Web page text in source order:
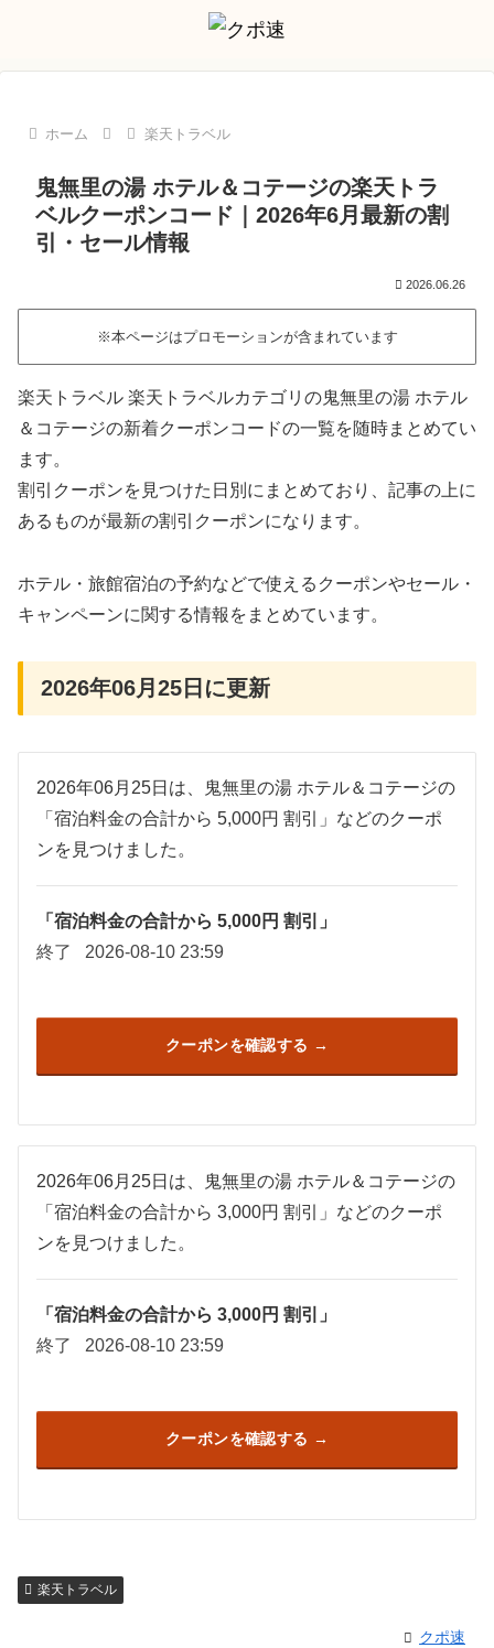
ホーム 楽天トラベル
鬼無里の湯 ホテル＆コテージの楽天トラ
ベルクーポンコード｜2026年6月最新の割
引・セール情報
2026.06.26
※本ページはプロモーションが含まれています
楽天トラベル 楽天トラベルカテゴリの鬼無里の湯 ホテル
＆コテージの新着クーポンコードの一覧を随時まとめてい
ます。
割引クーポンを見つけた日別にまとめており、記事の上に
あるものが最新の割引クーポンになります。
ホテル・旅館宿泊の予約などで使えるクーポンやセール・
キャンペーンに関する情報をまとめています。
2026年06月25日に更新
2026年06月25日は、鬼無里の湯 ホテル＆コテージの
「宿泊料金の合計から 5,000円 割引」などのクーポ
ンを見つけました。
「宿泊料金の合計から 5,000円 割引」
終了
2026-08-10 23:59
クーポンを確認する
2026年06月25日は、鬼無里の湯 ホテル＆コテージの
「宿泊料金の合計から 3,000円 割引」などのクーポ
ンを見つけました。
「宿泊料金の合計から 3,000円 割引」
終了
2026-08-10 23:59
クーポンを確認する
楽天トラベル
クポ速